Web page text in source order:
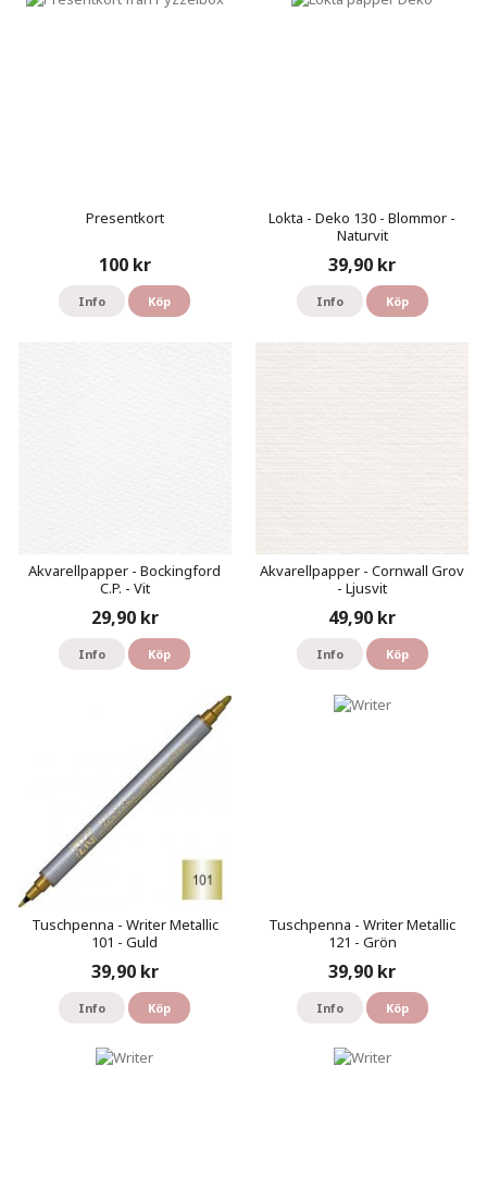
Presentkort
100 kr
Info Köp
Lokta - Deko 130 - Blommor -
Naturvit
39,90 kr
Info Köp
Akvarellpapper - Bockingford
C.P. - Vit
29,90 kr
Info Köp
Akvarellpapper - Cornwall Grov
- Ljusvit
49,90 kr
Info Köp
Tuschpenna - Writer Metallic
101 - Guld
39,90 kr
Info Köp
Tuschpenna - Writer Metallic
121 - Grön
39,90 kr
Info Köp